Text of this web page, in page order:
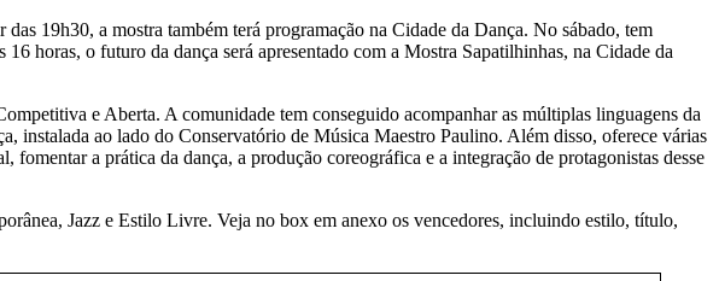
19h30, a mostra também terá programação na Cidade da Dança. No sábado, tem
horas, o futuro da dança será apresentado com a Mostra Sapatilhinhas, na Cidade da
e Aberta. A comunidade tem conseguido acompanhar as múltiplas linguagens da
instalada ao lado do Conservatório de Música Maestro Paulino. Além disso, oferece várias
a prática da dança, a produção coreográfica e a integração de protagonistas desse
Jazz e Estilo Livre. Veja no box em anexo os vencedores, incluindo estilo, título,